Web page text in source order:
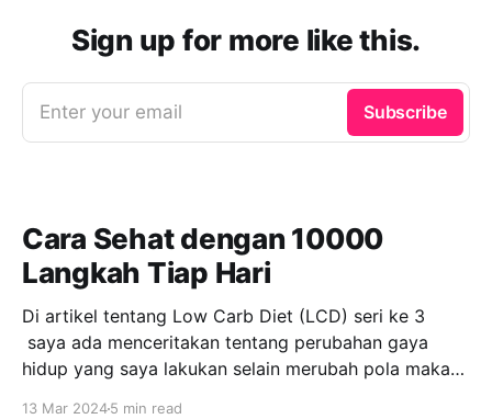
Sign up for more like this.
Enter your email Subscribe
Cara Sehat dengan 10000
Langkah Tiap Hari
Di artikel tentang Low Carb Diet (LCD) seri ke 3
saya ada menceritakan tentang perubahan gaya
hidup yang saya lakukan selain merubah pola makan
13 Mar 20245 min read